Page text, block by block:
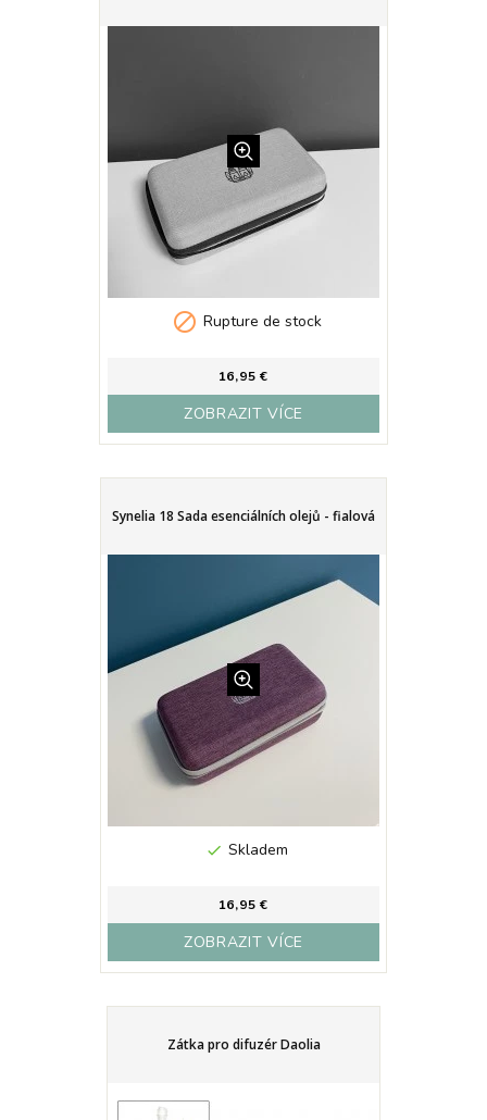
 Rupture de stock
16,95 €
ZOBRAZIT VÍCE
Synelia 18 Sada esenciálních olejů - fialová
 Skladem
16,95 €
ZOBRAZIT VÍCE
Zátka pro difuzér Daolia